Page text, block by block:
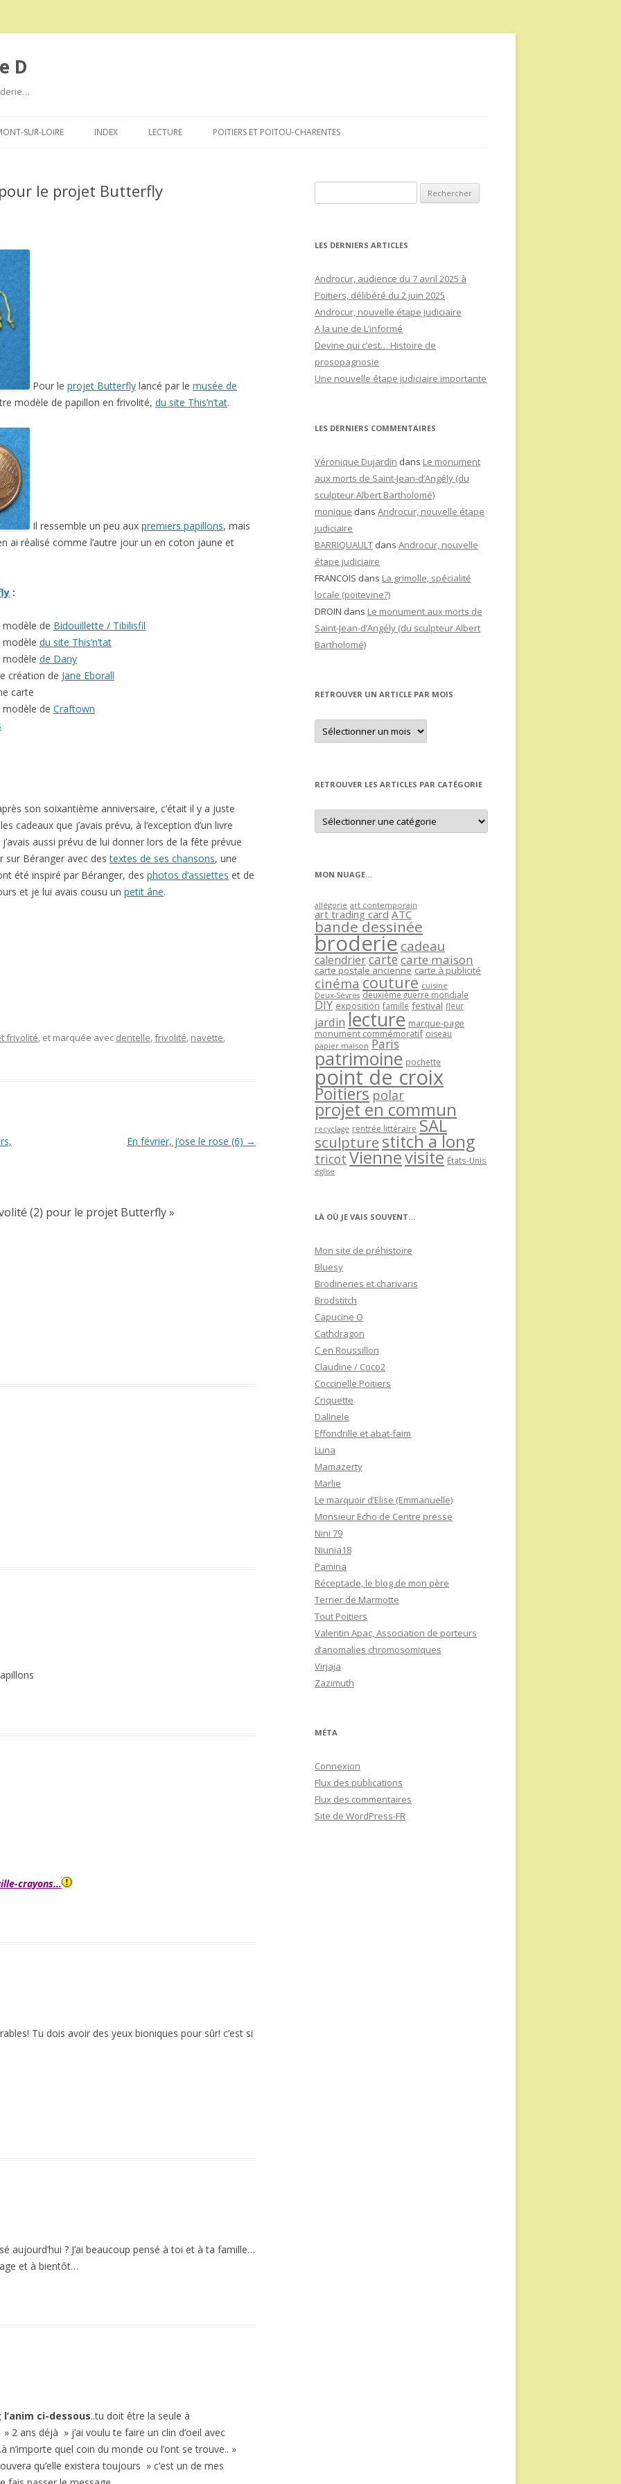
D
au
SUR-LOIRE INDEX LECTURE POITIERS ET POITOU-CHARENTES
le projet Butterfly
Pour le projet Butterfly lancé par le musée de
modèle de papillon en frivolité, du site This’n’tat.
Il ressemble un peu aux premiers papillons, mais
ai réalisé comme l’autre jour un en coton jaune et
:
modèle de Bidouillette / Tibilisfil
modèle du site This’n’tat
modèle de Dany
création de Jane Eborall
carte
modèle de Craftown
son soixantième anniversaire, c’était il y a juste
cadeaux que j’avais prévu, à l’exception d’un livre
aussi prévu de lui donner lors de la fête prévue
sur Béranger avec destextes de ses chansons, une
été inspiré par Béranger, des photos d’assiettes et de
et je lui avais cousu un petit âne.
frivolité, et marquée avec dentelle,frivolité, navette,
En février, j’ose le rose (6) →
(2) pour le projet Butterfly»
crayons…
Tu dois avoir des yeux bioniques pour sûr! c’est si
aujourd’hui ? J’ai beaucoup pensé à toi et à ta famille…
et à bientôt…
ci-dessous..tu doit être la seule à
2 ans déjà » j’ai voulu te faire un clin d’oeil avec
quel coin du monde ou l’ont se trouve.. »
qu’elle existera toujours » c’est un de mes
LES DERNIERS ARTICLES
Androcur, audience du 7 avril 2025 à
Poitiers, délibéré du 2 juin 2025
Androcur, nouvelle étape judiciaire
A la une de L’informé
Devine qui c’est… Histoire de
prosopagnosie
Une nouvelle étape judiciaire importante
LES DERNIERS COMMENTAIRES
Véronique Dujardin dans Le monument
aux morts de Saint-Jean-d’Angély (du
sculpteur Albert Bartholomé)
monique dans Androcur, nouvelle étape
judiciaire
BARRIQUAULT dans Androcur, nouvelle
étape judiciaire
FRANCOIS dans La grimolle, spécialité
locale (poitevine?)
DROIN dans Le monument aux morts de
Saint-Jean-d’Angély (du sculpteur Albert
Bartholomé)
RETROUVER UN ARTICLE PAR MOIS
Retrouver
un
article
RETROUVER LES ARTICLES PAR CATÉGORIE
Retrouver
les
articles
MON NUAGE…
allégorie art contemporain
art trading card ATC
bande dessinée
broderie cadeau
calendriercartecarte maison
carte postale ancienne carte à publicité
cinéma couture cuisine
Deux-Sèvres deuxième guerre mondiale
DIY exposition famille festival fleur
jardin lecture marque-page
monument commémoratif oiseau
papier maison Paris
patrimoine pochette
point de croix
Poitiers polar
projet en commun
recyclage rentrée littéraire SAL
sculpture stitch a long
tricot Viennevisite États-Unis
église
LÀ OÙ JE VAIS SOUVENT…
Mon site de préhistoire
Bluesy
Brodineries et charivaris
Brodstitch
Capucine O
Cathdragon
C en Roussillon
Claudine / Coco2
Coccinelle Poitiers
Criquette
Dalinele
Effondrille et abat-faim
Luna
Mamazerty
Marlie
Le marquoir d’Elise (Emmanuelle)
Monsieur Echo de Centre presse
Nini 79
Niunia18
Pamina
Réceptacle, le blog de mon père
Terrier de Marmotte
Tout Poitiers
Valentin Apac, Association de porteurs
d’anomalies chromosomiques
Virjaja
Zazimuth
MÉTA
Connexion
Flux des publications
Flux des commentaires
Site de WordPress-FR